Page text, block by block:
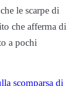
le scarpe di
che afferma di
a pochi
scomparsa di